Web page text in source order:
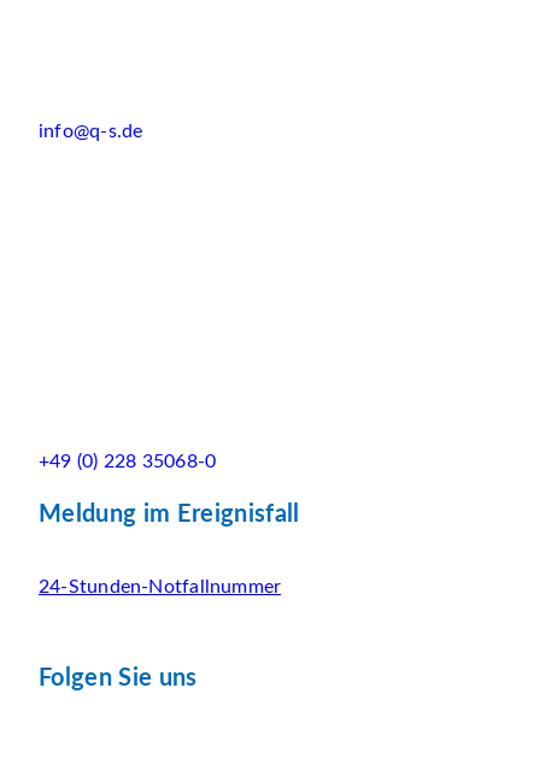
info@q-s.de
+49 (0) 228 35068-0
Meldung im Ereignisfall
24-Stunden-Notfallnummer
Folgen Sie uns